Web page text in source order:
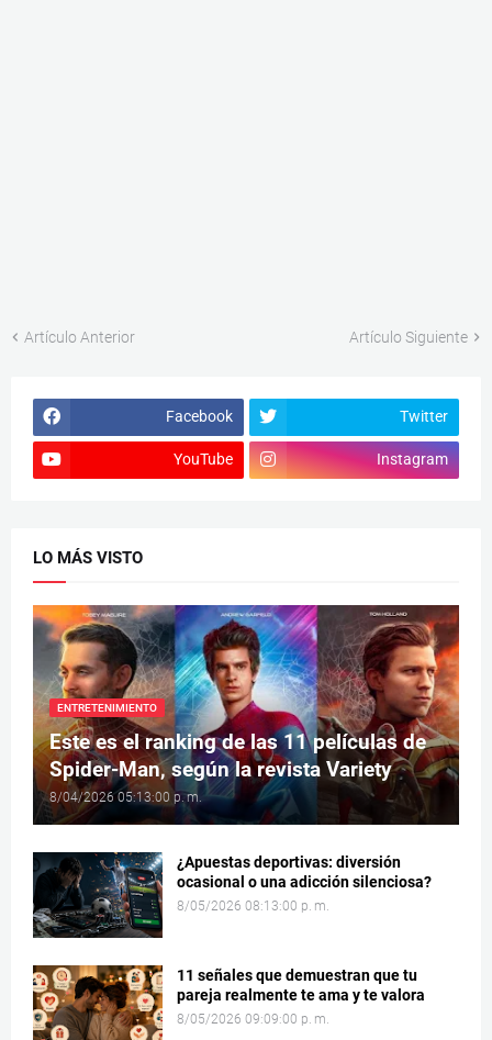
Artículo Anterior Artículo Siguiente
Facebook Twitter
YouTube Instagram
LO MÁS VISTO
ENTRETENIMIENTO
Este es el ranking de las 11 películas de
Spider-Man, según la revista Variety
8/04/2026 05:13:00 p. m.
¿Apuestas deportivas: diversión
ocasional o una adicción silenciosa?
8/05/2026 08:13:00 p. m.
11 señales que demuestran que tu
pareja realmente te ama y te valora
8/05/2026 09:09:00 p. m.